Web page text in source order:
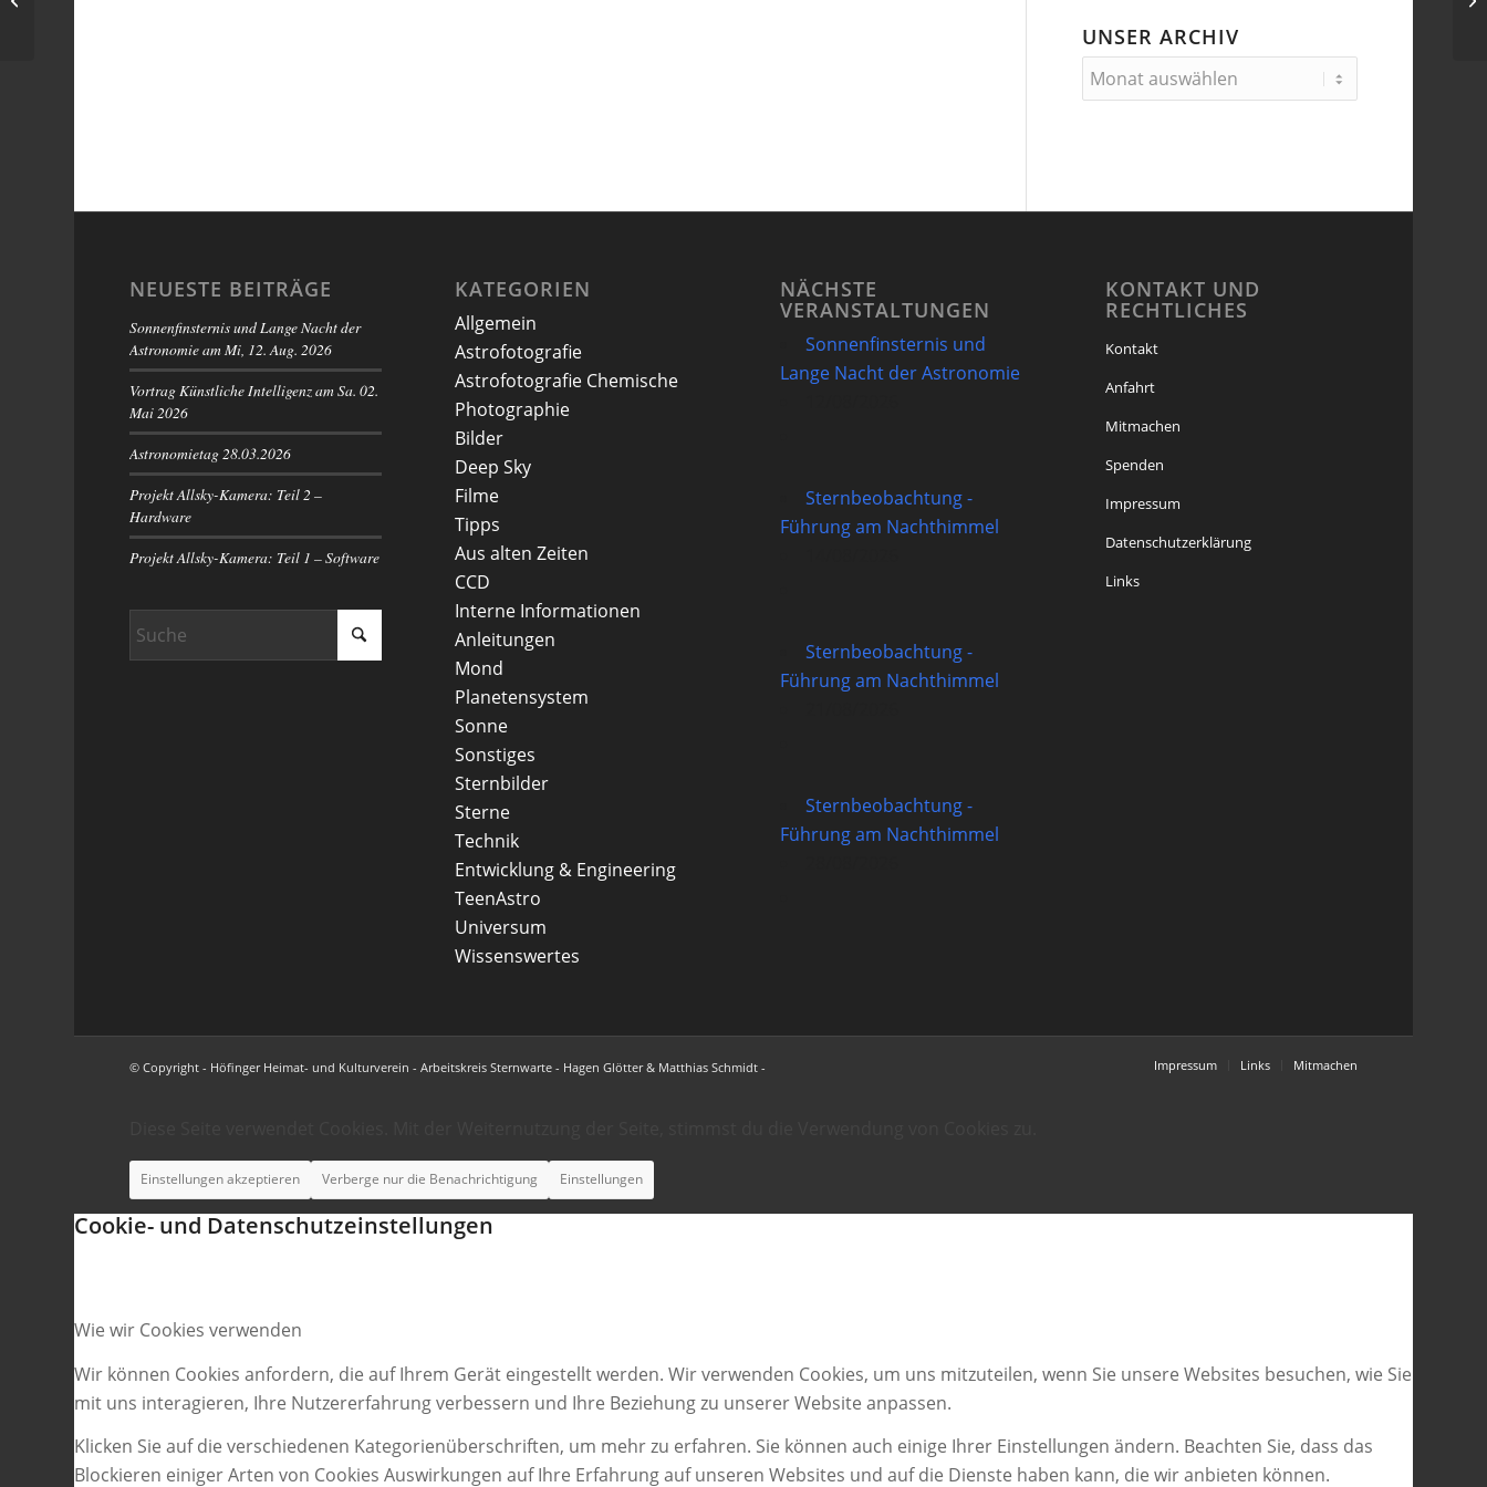
UNSER ARCHIV
NEUESTE BEITRÄGE
Sonnenfinsternis und Lange Nacht der
Astronomie am Mi, 12. Aug. 2026
Vortrag Künstliche Intelligenz am Sa. 02.
Mai 2026
Astronomietag 28.03.2026
Projekt Allsky-Kamera: Teil 2 –
Hardware
Projekt Allsky-Kamera: Teil 1 – Software
KATEGORIEN
Allgemein
Astrofotografie
Astrofotografie Chemische
Photographie
Bilder
Deep Sky
Filme
Tipps
Aus alten Zeiten
CCD
Interne Informationen
Anleitungen
Mond
Planetensystem
Sonne
Sonstiges
Sternbilder
Sterne
Technik
Entwicklung & Engineering
TeenAstro
Universum
Wissenswertes
NÄCHSTE
VERANSTALTUNGEN
Sonnenfinsternis und
Lange Nacht der Astronomie
Sternbeobachtung -
Führung am Nachthimmel
Sternbeobachtung -
Führung am Nachthimmel
Sternbeobachtung -
Führung am Nachthimmel
KONTAKT UND
RECHTLICHES
Kontakt
Anfahrt
Mitmachen
Spenden
Impressum
Datenschutzerklärung
Links
© Copyright - Höfinger Heimat- und Kulturverein - Arbeitskreis Sternwarte - Hagen Glötter & Matthias Schmidt - Impressum Links Mitmachen
Einstellungen akzeptieren Verberge nur die Benachrichtigung Einstellungen
Cookie- und Datenschutzeinstellungen
Wie wir Cookies verwenden
Wir können Cookies anfordern, die auf Ihrem Gerät eingestellt werden. Wir verwenden Cookies, um uns mitzuteilen, wenn Sie unsere Websites besuchen, wie Sie
mit uns interagieren, Ihre Nutzererfahrung verbessern und Ihre Beziehung zu unserer Website anpassen.
Klicken Sie auf die verschiedenen Kategorienüberschriften, um mehr zu erfahren. Sie können auch einige Ihrer Einstellungen ändern. Beachten Sie, dass das
Blockieren einiger Arten von Cookies Auswirkungen auf Ihre Erfahrung auf unseren Websites und auf die Dienste haben kann, die wir anbieten können.